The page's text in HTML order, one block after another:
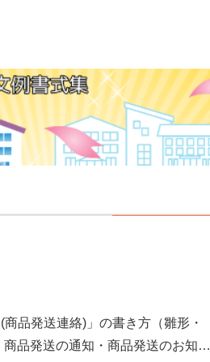
品発送連絡)」の書き方（雛形・
商品発送の通知・商品発送のお知…